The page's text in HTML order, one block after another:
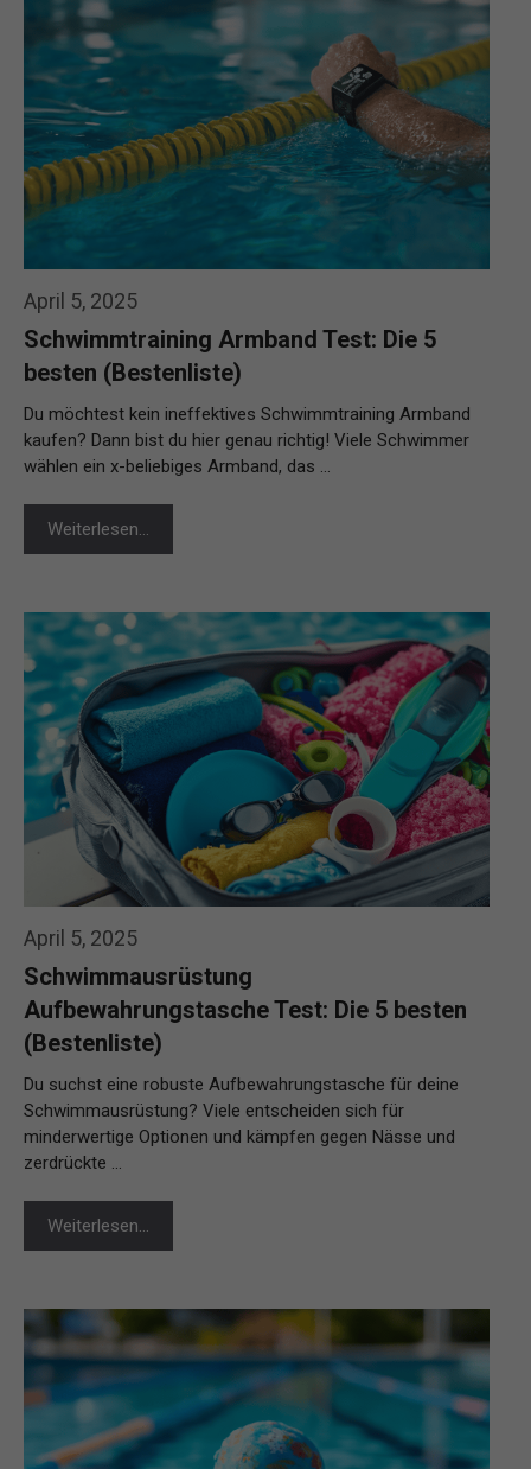
April 5, 2025
Schwimmtraining Armband Test: Die 5
besten (Bestenliste)
Du möchtest kein ineffektives Schwimmtraining Armband
kaufen? Dann bist du hier genau richtig! Viele Schwimmer
wählen ein x-beliebiges Armband, das …
Weiterlesen…
April 5, 2025
Schwimmausrüstung
Aufbewahrungstasche Test: Die 5 besten
(Bestenliste)
Du suchst eine robuste Aufbewahrungstasche für deine
Schwimmausrüstung? Viele entscheiden sich für
minderwertige Optionen und kämpfen gegen Nässe und
zerdrückte …
Weiterlesen…